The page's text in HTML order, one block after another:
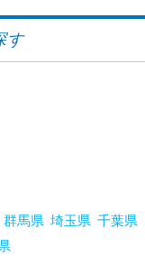
す
群馬県 埼玉県 千葉県